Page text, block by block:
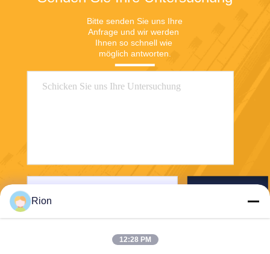
Bitte senden Sie uns Ihre
Anfrage und wir werden
Ihnen so schnell wie
möglich antworten.
Rion
12:28 PM